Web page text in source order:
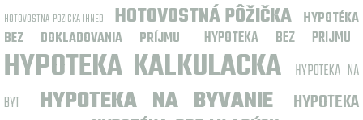
HOTOVOSTNA POZICKA IHNED HOTOVOSTNÁ PÔŽIČKA HYPOTÉKA
BEZ DOKLADOVANIA PRÍJMU
HYPOTEKA BEZ PRIJMU
HYPOTEKA KALKULACKA
HYPOTEKA NA
BYT
HYPOTEKA NA BYVANIE
HYPOTEKA